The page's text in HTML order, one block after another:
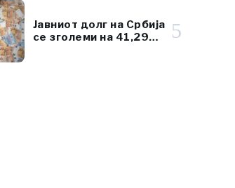
Јавниот долг на Србија
се зголеми на 41,29
5